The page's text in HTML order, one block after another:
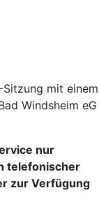
mit einem
Windsheim eG
nur
telefonischer
zur Verfügung